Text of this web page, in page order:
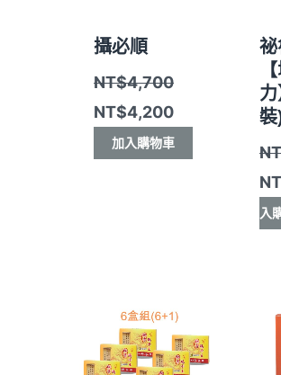
攝必順
NT$4,700
NT$4,200
加入購物車
祕
裝
入
價
格：
價
格：